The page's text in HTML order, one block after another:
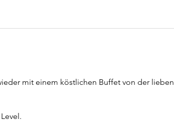
mit einem köstlichen Buffet von der lieben